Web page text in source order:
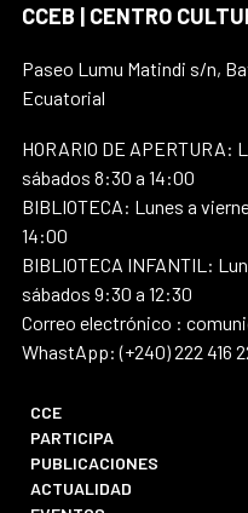
CCEB | CENTRO
Paseo Lumu Matindi s/n,
Ecuatorial
HORARIO DE APERTURA:
sábados 8:30 a 14:00
BIBLIOTECA: Lunes a
14:00
BIBLIOTECA INFANTIL:
sábados 9:30 a 12:30
Correo electrónico :
WhastApp: (+240) 222 416
CCE
PARTICIPA
PUBLICACIONES
ACTUALIDAD